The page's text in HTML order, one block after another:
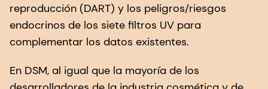
reproducción (DART) y los peligros/riesgos
endocrinos de los siete filtros UV para
complementar los datos existentes.
En DSM, al igual que la mayoría de los